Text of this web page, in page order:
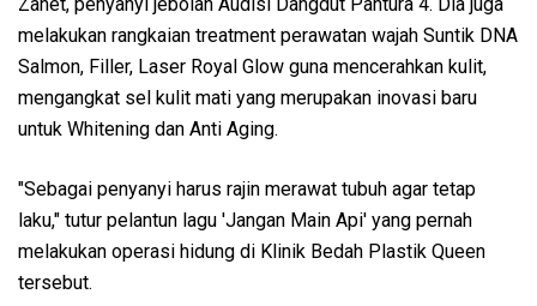
melakukan rangkaian treatment perawatan wajah Suntik DNA
Salmon, Filler, Laser Royal Glow guna mencerahkan kulit,
mengangkat sel kulit mati yang merupakan inovasi baru
untuk Whitening dan Anti Aging.
"Sebagai penyanyi harus rajin merawat tubuh agar tetap
laku," tutur pelantun lagu 'Jangan Main Api' yang pernah
melakukan operasi hidung di Klinik Bedah Plastik Queen
tersebut.